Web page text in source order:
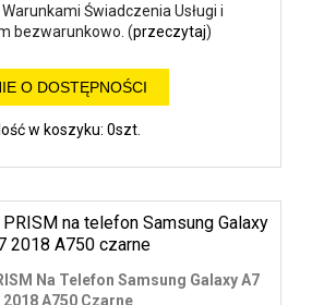
Świadczenia Usługi i
bezwarunkowo. (przeczytaj)
O DOSTĘPNOŚCI
Ilość w koszyku: 0szt.
Na Telefon Samsung Galaxy A7
2018 A750 Czarne